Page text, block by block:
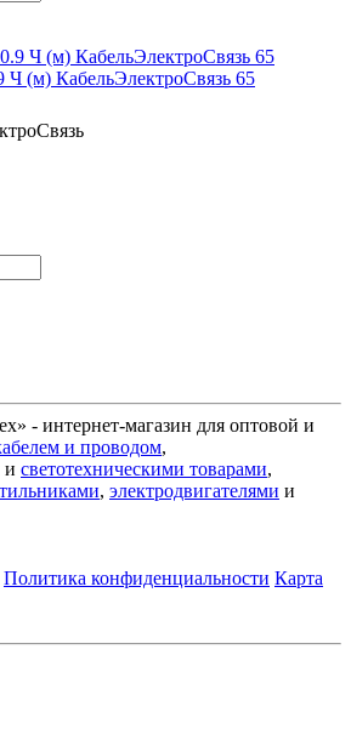
(м) КабельЭлектроСвязь 65
- интернет-магазин для оптовой и
и проводом,
и светотехническими товарами,
, электродвигателями и
Политика конфиденциальности Карта